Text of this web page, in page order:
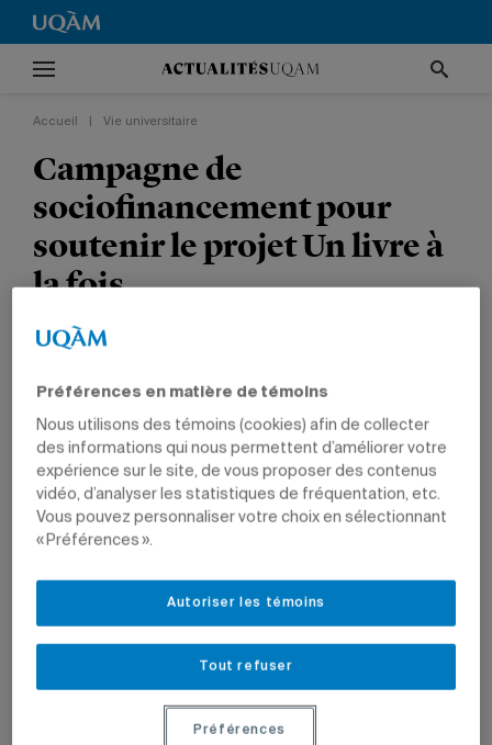
Accueil Vie universitaire
Campagne de
sociofinancement pour
soutenir le projet Un livre à
la fois
Le projet vise à stimuler l’intérêt pour la lecture
VIE UNIVERSITAIRE ARTS
Mis à jour le 15 mars 2023 à 8 h 54
Préférences en matière de témoins
Nous utilisons des témoins (cookies) afin de collecter
des informations qui nous permettent d’améliorer votre
expérience sur le site, de vous proposer des contenus
vidéo, d’analyser les statistiques de fréquentation, etc.
Vous pouvez personnaliser votre choix en sélectionnant
« Préférences ».
Tout refuser
Autoriser les témoins
Préférences